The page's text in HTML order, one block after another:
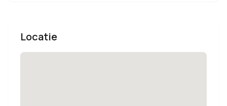
Locatie